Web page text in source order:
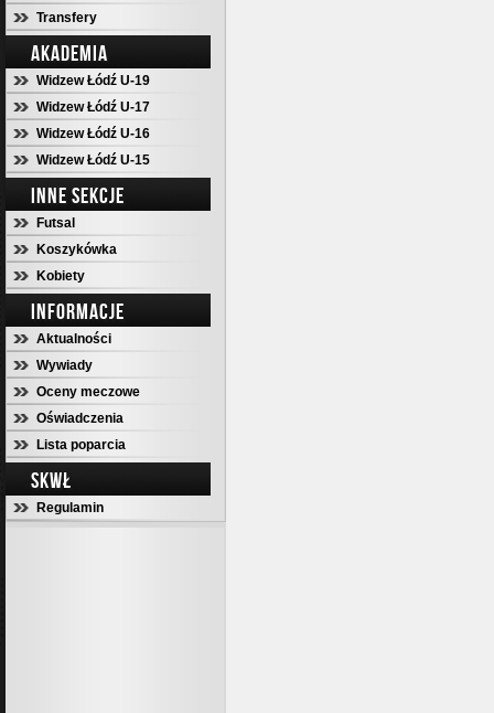
Transfery
AKADEMIA
Widzew Łódź U-19
Widzew Łódź U-17
Widzew Łódź U-16
Widzew Łódź U-15
INNE SEKCJE
Futsal
Koszykówka
Kobiety
INFORMACJE
Aktualności
Wywiady
Oceny meczowe
Oświadczenia
Lista poparcia
SKWŁ
Regulamin